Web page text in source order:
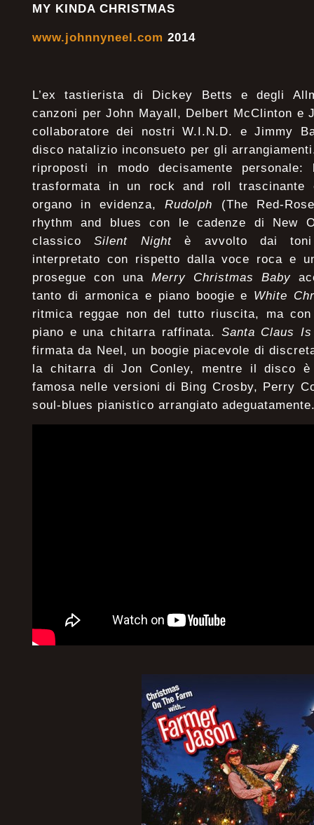
MY KINDA CHRISTMAS
www.johnnyneel.com 2014
L’ex tastierista di Dickey Betts e degli
canzoni per John Mayall, Delbert McClinton e
collaboratore dei nostri W.I.N.D. e Jimmy
disco natalizio inconsueto per gli
riproposti in modo decisamente
trasformata in un rock and roll trascinante
organo in evidenza,Rudolph (The Red-
rhythm and blues con le cadenze di New
classicoSilent Nightè avvolto dai toni
interpretato con rispetto dalla voce roca e
prosegue con una Merry Christmas Baby
tanto di armonica e piano boogie e White
ritmica reggae non del tutto riuscita, ma
piano e una chitarra raffinata. Santa Claus
firmata da Neel, un boogie piacevole di
la chitarra di Jon Conley, mentre il disco
famosa nelle versioni di Bing Crosby, Perry
soul-blues pianistico arrangiato